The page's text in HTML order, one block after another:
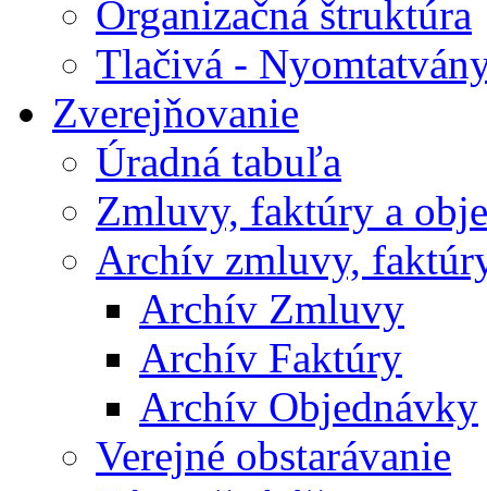
Organizačná štruktúra
Tlačivá -
Zverejňovanie
Úradná tabuľa
Zmluvy, faktúry a
Archív zmluvy,
Archív Zmluvy
Archív Faktúry
Archív Objednávky
Verejné obstarávanie